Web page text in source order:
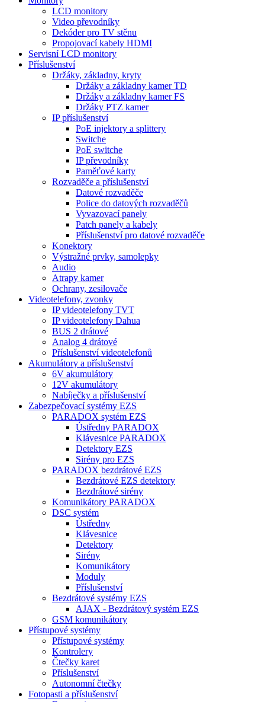
LCD monitory
Video převodníky
Dekóder pro TV stěnu
Propojovací kabely HDMI
Servisní LCD monitory
Příslušenství
Držáky, základny, kryty
Držáky a základny kamer TD
Držáky a základny kamer FS
Držáky PTZ kamer
IP příslušenství
PoE injektory a splittery
Switche
PoE switche
IP převodníky
Paměťové karty
Rozvaděče a příslušenství
Datové rozvaděče
Police do datových rozvaděčů
Vyvazovací panely
Patch panely a kabely
Příslušenství pro datové rozvaděče
Konektory
Výstražné prvky, samolepky
Audio
Atrapy kamer
Ochrany, zesilovače
Videotelefony, zvonky
IP videotelefony TVT
IP videotelefony Dahua
BUS 2 drátové
Analog 4 drátové
Příslušenství videotelefonů
Akumulátory a příslušenství
6V akumulátory
12V akumulátory
Nabíječky a příslušenství
Zabezpečovací systémy EZS
PARADOX systém EZS
Ústředny PARADOX
Klávesnice PARADOX
Detektory EZS
Sirény pro EZS
PARADOX bezdrátové EZS
Bezdrátové EZS detektory
Bezdrátové sirény
Komunikátory PARADOX
DSC systém
Ústředny
Klávesnice
Detektory
Sirény
Komunikátory
Moduly
Příslušenství
Bezdrátové systémy EZS
AJAX - Bezdrátový systém EZS
GSM komunikátory
Přístupové systémy
Přístupové systémy
Kontrolery
Čtečky karet
Příslušenství
Autonomní čtečky
Fotopasti a příslušenství